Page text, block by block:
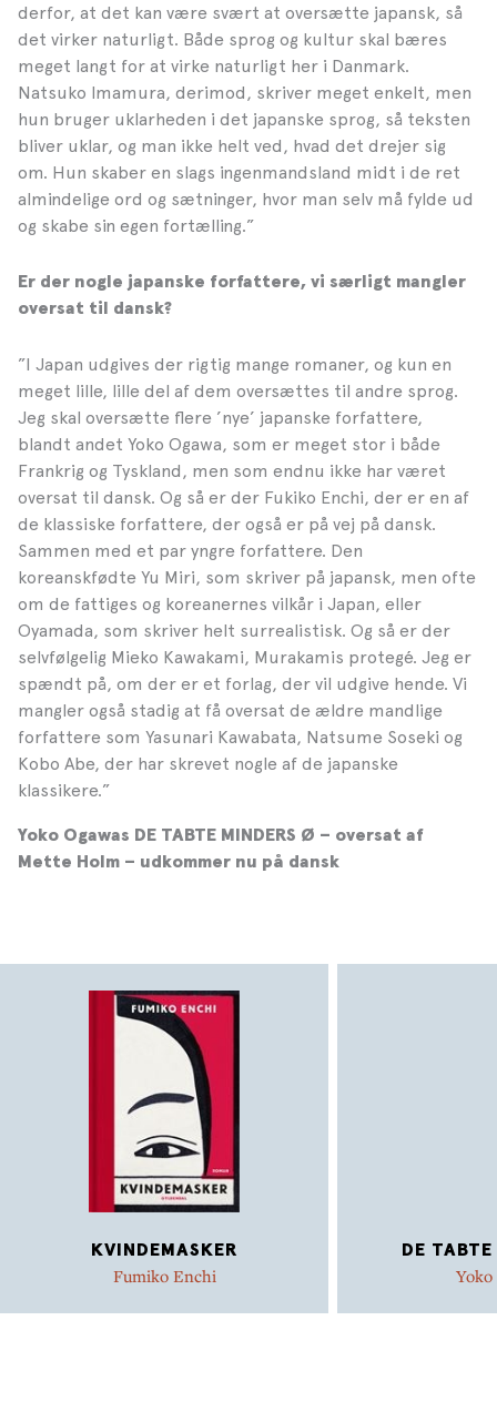
derfor, at det kan være svært at oversætte japansk, så
det virker naturligt. Både sprog og kultur skal bæres
meget langt for at virke naturligt her i Danmark.
Natsuko Imamura, derimod, skriver meget enkelt, men
hun bruger uklarheden i det japanske sprog, så teksten
bliver uklar, og man ikke helt ved, hvad det drejer sig
om. Hun skaber en slags ingenmandsland midt i de ret
almindelige ord og sætninger, hvor man selv må fylde ud
og skabe sin egen fortælling.”
Er der nogle japanske forfattere, vi særligt mangler
oversat til dansk?
”I Japan udgives der rigtig mange romaner, og kun en
meget lille, lille del af dem oversættes til andre sprog.
Jeg skal oversætte flere ’nye’ japanske forfattere,
blandt andet Yoko Ogawa, som er meget stor i både
Frankrig og Tyskland, men som endnu ikke har været
oversat til dansk. Og så er der Fukiko Enchi, der er en af
de klassiske forfattere, der også er på vej på dansk.
Sammen med et par yngre forfattere. Den
koreanskfødte Yu Miri, som skriver på japansk, men ofte
om de fattiges og koreanernes vilkår i Japan, eller
Oyamada, som skriver helt surrealistisk. Og så er der
selvfølgelig Mieko Kawakami, Murakamis protegé. Jeg er
spændt på, om der er et forlag, der vil udgive hende. Vi
mangler også stadig at få oversat de ældre mandlige
forfattere som Yasunari Kawabata, Natsume Soseki og
Kobo Abe, der har skrevet nogle af de japanske
klassikere.”
Yoko Ogawas DE TABTE MINDERS Ø – oversat af
Mette Holm – udkommer nu på dansk
KVINDEMASKER
Fumiko Enchi
DE
Yoko